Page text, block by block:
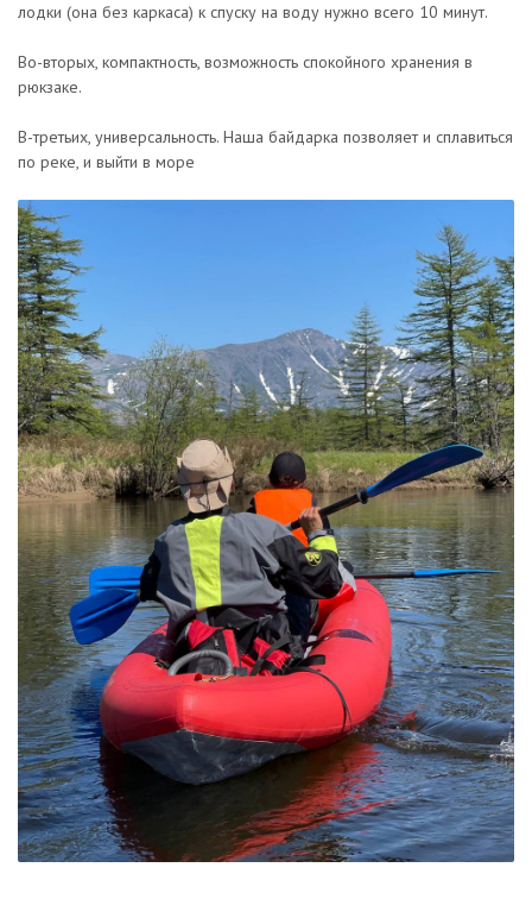
лодки (она без каркаса) к спуску на воду нужно всего 10 минут.​
Во-вторых, компактность, возможность спокойного хранения в
рюкзаке.
В-третьих, универсальность. Наша байдарка позволяет и сплавиться
по реке, и выйти в море